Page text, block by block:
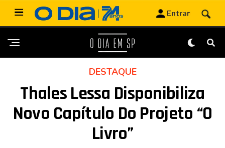
DESTAQUE
Thales Lessa Disponibiliza
Novo Capítulo Do Projeto “O
Livro”